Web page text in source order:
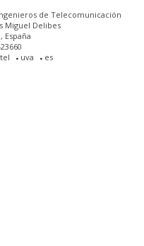
de Telecomunicación
Miguel Delibes
España
tel uva es